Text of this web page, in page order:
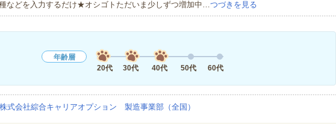
などを入力するだけ★オシゴトただいま少しずつ増加中…つづきを見る
年齢層
20代
30代 40代 50代 60代
株式会社綜合キャリアオプション 製造事業部（全国）